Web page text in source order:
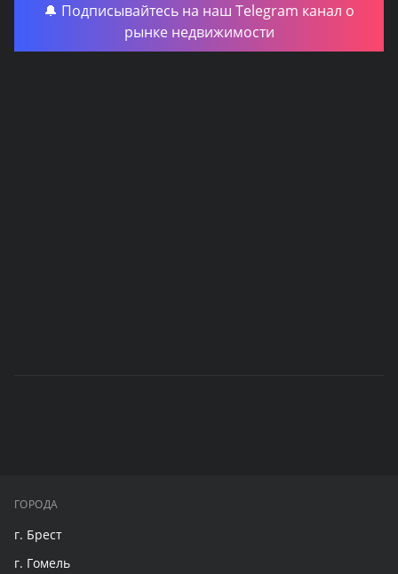
🔔 Подписывайтесь на наш Telegram канал о
рынке недвижимости
ГОРОДА
г. Брест
г. Гомель